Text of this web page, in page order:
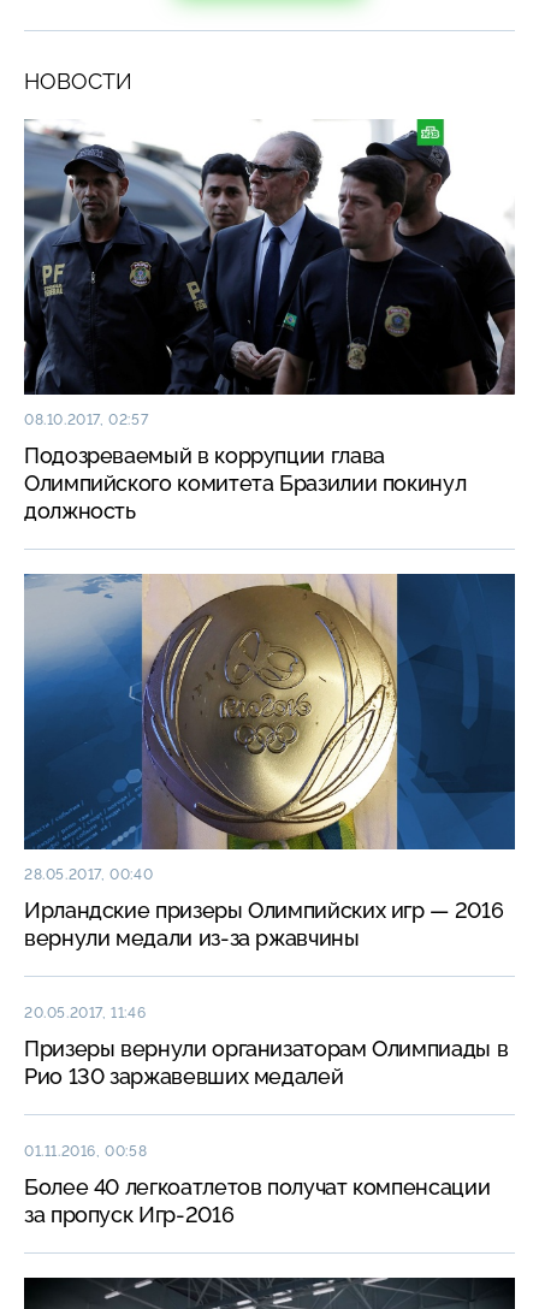
НОВОСТИ
08.10.2017, 02:57
Подозреваемый в коррупции глава
Олимпийского комитета Бразилии покинул
должность
28.05.2017, 00:40
Ирландские призеры Олимпийских игр — 2016
вернули медали из-за ржавчины
20.05.2017, 11:46
Призеры вернули организаторам Олимпиады в
Рио 130 заржавевших медалей
01.11.2016, 00:58
Более 40 легкоатлетов получат компенсации
за пропуск Игр-2016